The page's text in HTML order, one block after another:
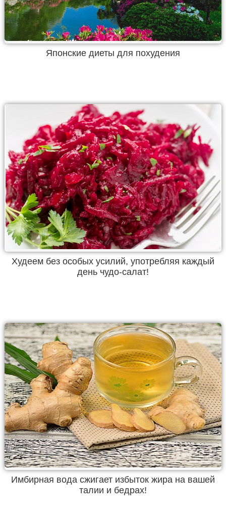
Японские диеты для похудения
Худеем без особых усилий, употребляя каждый
день чудо-салат!
Имбирная вода сжигает избыток жира на вашей
талии и бедрах!